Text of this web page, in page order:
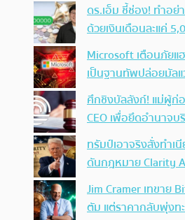
ดร.เอ็ม ชี้ช่อง! ทำอย่
ด้วยเงินเดือนละแค่
Microsoft เตือนภัยแ
เป็นฐานทัพปล่อยมัลแ
ศึกชิงบัลลังก์! แม่ผู้ก่
CEO เพื่อยึดอำนาจ
ทรัมป์เอาจริง สั่งทำ
ดันกฎหมาย Clarity
Jim Cramer เทขาย
ตัม แต่ราคากลับพุ่งท